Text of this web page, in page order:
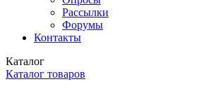
Рассылки
Форумы
Контакты
Каталог
Каталог товаров